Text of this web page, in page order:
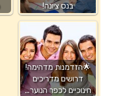
בנס ציונה!
🌟הזדמנות מדהימה!
דרושים מדריכים
חינוכיים לכפר הנוער…